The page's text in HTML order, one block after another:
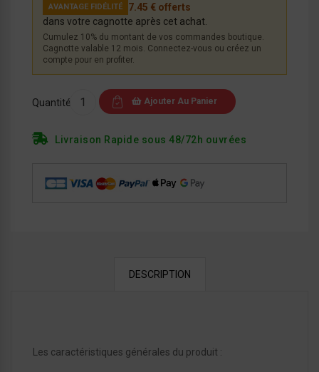
AVANTAGE FIDÉLITÉ
7.45 € offerts
dans votre cagnotte après cet achat.
Cumulez 10% du montant de vos commandes boutique.
Cagnotte valable 12 mois. Connectez-vous ou créez un
compte pour en profiter.
Quantité Ajouter Au Panier
Livraison Rapide sous 48/72h ouvrées
DESCRIPTION
Les caractéristiques générales du produit :